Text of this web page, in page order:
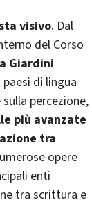
visivo. Dal
del Corso
Giardini
di lingua
percezione,
più avanzate
tra
opere
enti
tra scrittura e